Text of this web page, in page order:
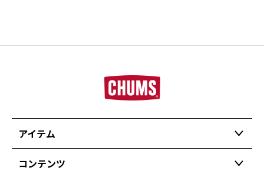
アイテム
コンテンツ